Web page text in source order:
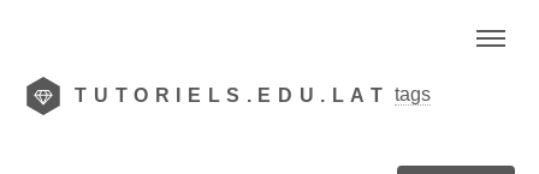
TUTORIELS.EDU.LAT tags